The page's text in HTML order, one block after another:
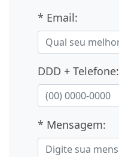
* Email:
DDD + Telefone:
* Mensagem: